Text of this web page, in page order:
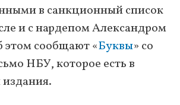
в санкционный список
и с нардепом Александром
сообщают «Буквы» со
НБУ, которое есть в